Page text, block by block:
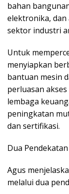
bahan
elektronika, dan
sektor industri
Untuk
menyiapkan
bantuan mesin
perluasan
lembaga
peningkatan
dan sertifikasi.
Dua
Agus
melalui dua